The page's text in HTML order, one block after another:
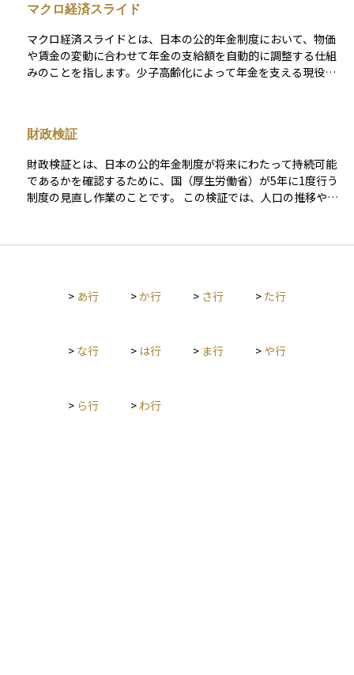
給額が減ることもありますが、日本の公的年金では一定の下限
があるため、大きく下がることはまれです。物価の変動に敏感
な制度設計により、インフレやデフレの影響を和らげる目的で
使われる仕組みです。
マクロ経済スライド
マクロ経済スライドとは、日本の公的年金制度において、物価
や賃金の変動に合わせて年金の支給額を自動的に調整する仕組
みのことを指します。少子高齢化によって年金を支える現役世
ではなく、調整率を差し引いて年金額を抑えます。これによ
り、現役世代と高齢世代の負担のバランスを保ち、制度の安定
性を高めています。投資初心者にとっては、「年金額を自動的
に少しずつ抑えて、制度を長持ちさせる仕組み」と理解すると
わかりやすいでしょう。
財政検証
財政検証とは、日本の公的年金制度が将来にわたって持続可能
であるかを確認するために、国（厚生労働省）が5年に1度行う
制度の見直し作業のことです。 この検証では、人口の推移や経
します。 年金は長期間にわたって支給される制度であるため、
料水準の調整、制度改正の判断材料として活用されます。 たと
ど、複数のシナリオで分析されます。この検証は、国民が年金
> あ行 >か行 > さ行 > た行
> な行 > は行 > ま行 > や行
> ら行 > わ行